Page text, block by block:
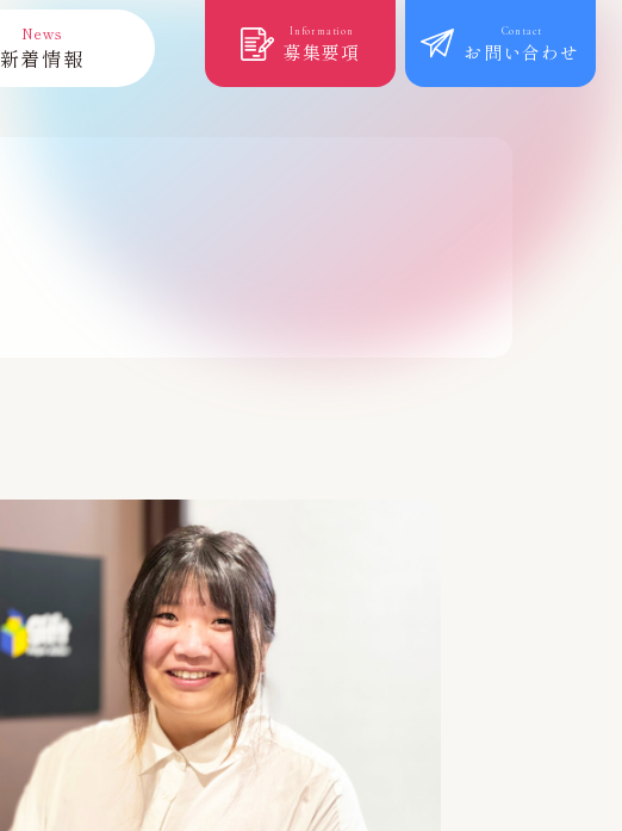
News
新着情報
Information
募集要項
Contact
お問い合わせ